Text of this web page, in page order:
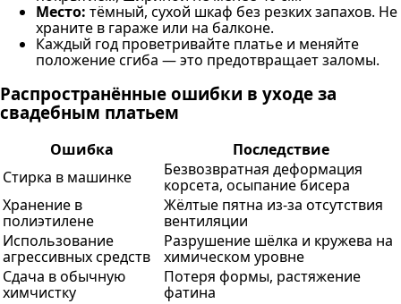
Место: тёмный, сухой шкаф без резких запахов. Не
храните в гараже или на балконе.
Каждый год проветривайте платье и меняйте
положение сгиба — это предотвращает заломы.
Распространённые ошибки в уходе за
свадебным платьем
Ошибка
Последствие
Стирка в машинке
Безвозвратная деформация
корсета, осыпание бисера
Хранение в
полиэтилене
Жёлтые пятна из-за отсутствия
вентиляции
Использование
агрессивных средств
Разрушение шёлка и кружева на
химическом уровне
Сдача в обычную
химчистку
Потеря формы, растяжение
фатина